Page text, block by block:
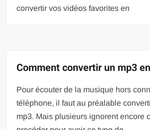
convertir vos vidéos favorites en
Comment convertir un mp3
Pour écouter de la musique hors
téléphone, il faut au préalable
mp3. Mais plusieurs ignorent encore